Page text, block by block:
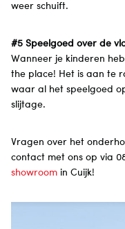
weer schuift.
#5 Speelgoed over de
Wanneer je kinderen
the place! Het is aan te
waar al het speelgoed
slijtage.
Vragen over het
contact met ons op via
showroom in Cuijk!